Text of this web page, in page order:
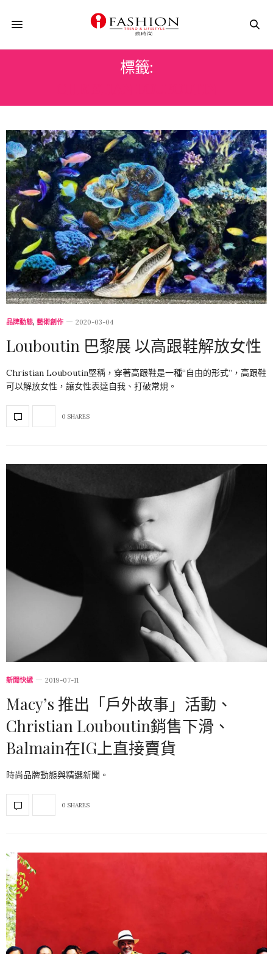
標籤:
品牌動態, 藝術創作 2020-03-04
Louboutin 巴黎展 以高跟鞋解放女性
Christian Louboutin堅稱，穿著高跟鞋是一種“自由的形式”，高跟鞋
可以解放女性，讓女性表達自我、打破常規。
0 SHARES
新聞快遞 2019-07-11
Macy’s 推出「戶外故事」活動、
Christian Louboutin銷售下滑、
Balmain在IG上直接賣貨
時尚品牌動態與精選新聞。
0 SHARES